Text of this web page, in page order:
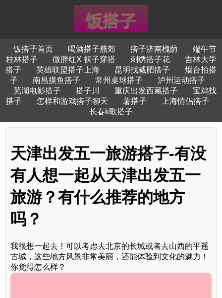
饭搭子首页 喝酒搭子燕郊 搭子济南槐荫
端午节
桂林搭子
微胖红X 袄子穿搭 刺绣搭子花
吉林大学
搭子
英雄联盟搭子上海 昆明找减肥搭子
烟台拍搭
子
南昌摸鱼搭子 常州桌球搭子
泸州运动搭子
芜湖电影搭子
搭子川 重庆出发西藏搭子
宝鸡找
搭子
怎样和游戏搭子聊天 薯搭子
上海情侣搭子
长春k歌搭子
天津出发五一旅游搭子-有没
有人想一起从天津出发五一
旅游？有什么推荐的地方
吗？
我很想一起去！可以考虑去北京的长城或者去山西的平遥
古城，这些地方风景非常美丽，还能体验到文化的魅力！
你觉得怎么样？